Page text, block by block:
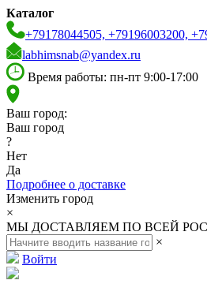
Каталог
+79178044505, +79196003200,
labhimsnab@yandex.ru
Время работы: пн-пт 9:00-17:00
Ваш город:
Ваш город
?
Нет
Да
Подробнее о доставке
Изменить город
×
МЫ ДОСТАВЛЯЕМ ПО ВСЕЙ
×
Войти